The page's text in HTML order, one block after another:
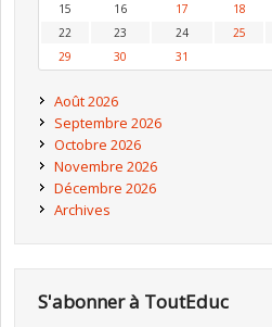
15
16 17 18
22
23 24 25
29
30 31
Août 2026
Septembre 2026
Octobre 2026
Novembre 2026
Décembre 2026
Archives
S'abonner à ToutEduc